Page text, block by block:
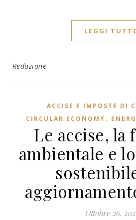
LEGGI
Redazione
ACCISE E IMPOSTE DI
CIRCULAR ECONOMY,
Le accise, la
ambientale e
Ottobre 26,